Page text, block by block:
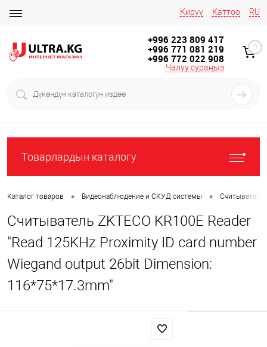
Кирүү Каттоо RU
+996 223 809 417
+996 771 081 219
+996 772 022 908
Чалуу сураңыз
0
Товарлардын каталогу
Каталог товаров • Видеонаблюдение и СКУД системы • Считыватели
Считыватель ZKTECO KR100E Reader
"Read 125KHz Proximity ID card number
Wiegand output 26bit Dimension:
116*75*17.3mm"